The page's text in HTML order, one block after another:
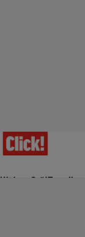
Ultima Oră!Trending